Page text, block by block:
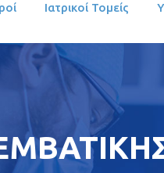
Ιατρικοί Τομείς